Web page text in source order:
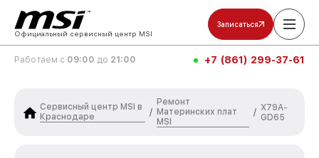
Официальный сервисный центр MSI
Записаться
Работаем с 09:00 до 21:00 +7 (861) 299-37-61
Сервисный центр MSI в
Краснодаре
/
Ремонт
Материнских плат
MSI
/ X79A-
GD65